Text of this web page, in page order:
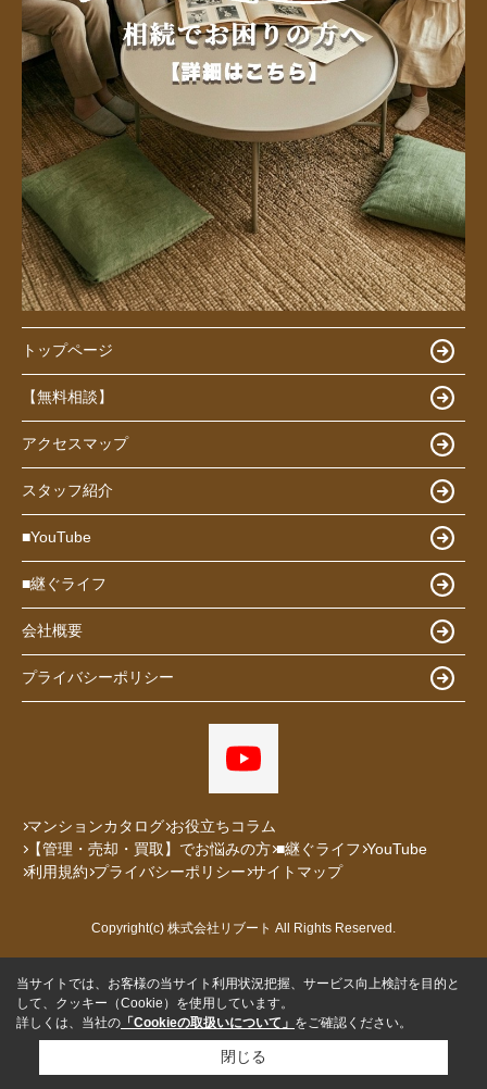
トップページ
【無料相談】
アクセスマップ
スタッフ紹介
■YouTube
■継ぐライフ
会社概要
プライバシーポリシー
マンションカタログ お役立ちコラム
【管理・売却・買取】でお悩みの方 ■継ぐライフ YouTube
利用規約 プライバシーポリシー サイトマップ
Copyright(c) 株式会社リブート All Rights Reserved.
当サイトでは、お客様の当サイト利用状況把握、サービス向上検討を目的と
して、クッキー（Cookie）を使用しています。
詳しくは、当社の 「Cookieの取扱いについて」 をご確認ください。
閉じる